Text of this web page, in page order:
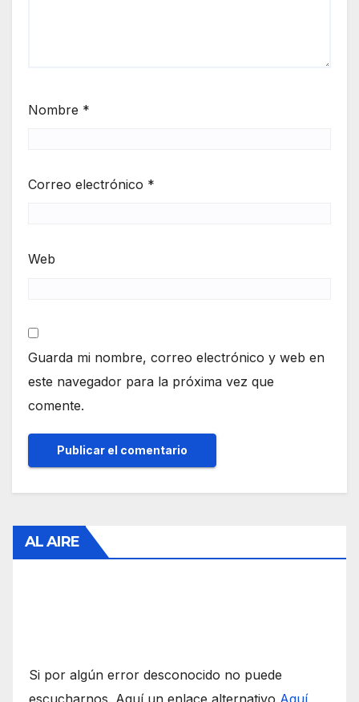
Nombre *
Correo electrónico *
Web
Guarda mi nombre, correo electrónico y web en
este navegador para la próxima vez que
comente.
AL AIRE
Si por algún error desconocido no puede
escucharnos. Aquí un enlace alternativo Aquí